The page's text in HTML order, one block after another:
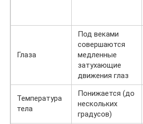
Глаза
Под веками
совершаются
медленные
затухающие
движения глаз
Температура
тела
Понижается (до
нескольких
градусов)